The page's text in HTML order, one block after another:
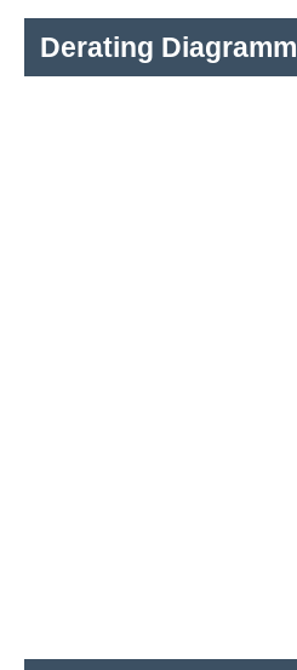
Derating Diagramm